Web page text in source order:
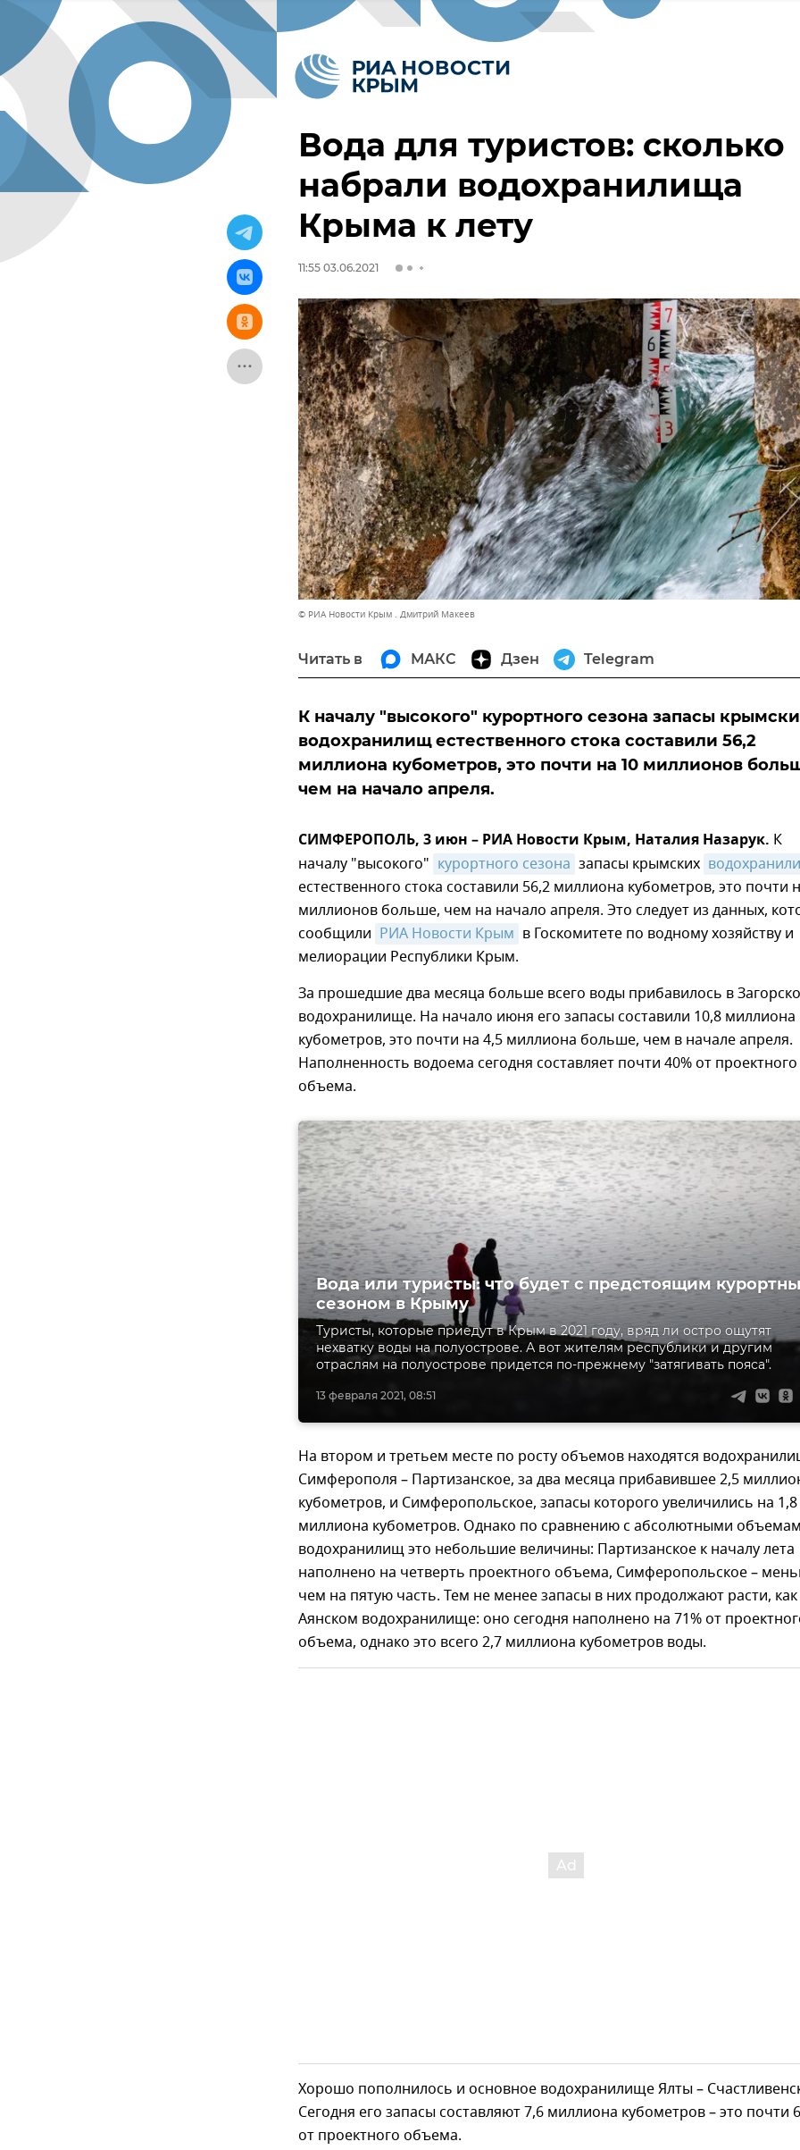
Вода для туристов: сколько
набрали водохранилища
Крыма к лету
11:55 03.06.2021
© РИА Новости Крым . Дмитрий Макеев
Читать в МАКС Дзен Telegram
К началу "высокого" курортного сезона запасы
водохранилищ естественного стока составили 56,2
миллиона кубометров, это почти на 10 миллионов
чем на начало апреля.
СИМФЕРОПОЛЬ, 3 июн – РИА Новости Крым, Наталия Назарук. К
началу "высокого" курортного сезона запасы крымских
естественного стока составили 56,2 миллиона кубометров, это почти
миллионов больше, чем на начало апреля. Это следует из данных,
сообщили РИА Новости Крым в Госкомитете по водному хозяйству и
мелиорации Республики Крым.
За прошедшие два месяца больше всего воды прибавилось в
водохранилище. На начало июня его запасы составили 10,8 миллиона
кубометров, это почти на 4,5 миллиона больше, чем в начале апреля.
Наполненность водоема сегодня составляет почти 40% от проектного
объема.
13 февраля 2021, 08:51
Вода или туристы: что будет с предстоящим
сезоном в Крыму
Туристы, которые приедут в Крым в 2021 году, вряд ли остро ощутят
нехватку воды на полуострове. А вот жителям республики и другим
отраслям на полуострове придется по-прежнему "затягивать пояса".
На втором и третьем месте по росту объемов находятся
Симферополя – Партизанское, за два месяца прибавившее 2,5
кубометров, и Симферопольское, запасы которого увеличились на 1,8
миллиона кубометров. Однако по сравнению с абсолютными
водохранилищ это небольшие величины: Партизанское к началу лета
наполнено на четверть проектного объема, Симферопольское –
чем на пятую часть. Тем не менее запасы в них продолжают расти,
Аянском водохранилище: оно сегодня наполнено на 71% от
объема, однако это всего 2,7 миллиона кубометров воды.
Хорошо пополнилось и основное водохранилище Ялты –
Сегодня его запасы составляют 7,6 миллиона кубометров – это почти
от проектного объема.